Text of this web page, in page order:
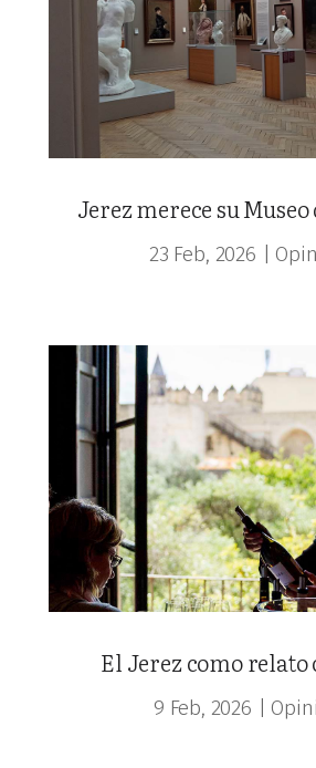
Jerez merece su
23 Feb, 2026
El Jerez como
9 Feb, 2026